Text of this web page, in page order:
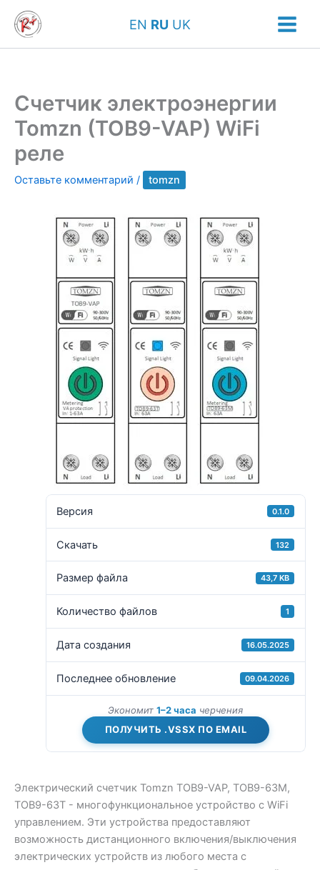
Перейти
содержимому
EN RU UK
Счетчик электроэнергии
Tomzn (TOB9-VAP) WiFi
реле
Оставьте комментарий / tomzn
Версия 0.1.0
Скачать 132
Размер файла 43,7 KB
Количество файлов 1
Дата создания 16.05.2025
Последнее обновление 09.04.2026
Экономит1–2 часа черчения
ПОЛУЧИТЬ .VSSX ПО EMAIL
Электрический счетчик Tomzn TOB9-VAP, TOB9-63M,
TOB9-63T - многофункциональное устройство с WiFi
управлением. Эти устройства предоставляют
возможность дистанционного включения/выключения
электрических устройств из любого места с